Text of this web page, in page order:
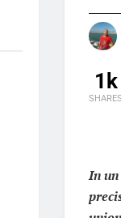
1k
SHARES
In